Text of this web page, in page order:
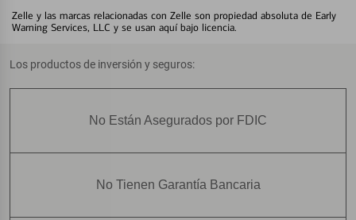
Zelle y las marcas relacionadas con Zelle son propiedad absoluta de Early
Warning Services, LLC y se usan aquí bajo licencia.
Los productos de inversión y seguros:
No Están Asegurados por FDIC
No Tienen Garantía Bancaria